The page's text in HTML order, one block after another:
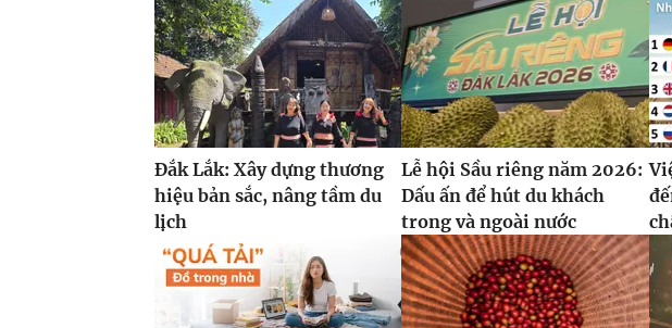
Đắk Lắk: Xây dựng thương
hiệu bản sắc, nâng tầm du
lịch
Lễ hội Sầu riêng năm 2026:
Dấu ấn để hút du khách
trong và ngoài nước